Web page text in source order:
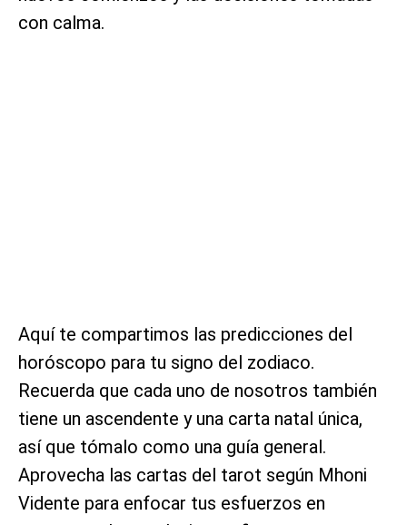
con calma.
Aquí te compartimos las predicciones del
horóscopo para tu signo del zodiaco.
Recuerda que cada uno de nosotros también
tiene un ascendente y una carta natal única,
así que tómalo como una guía general.
Aprovecha las cartas del tarot según Mhoni
Vidente para enfocar tus esfuerzos en